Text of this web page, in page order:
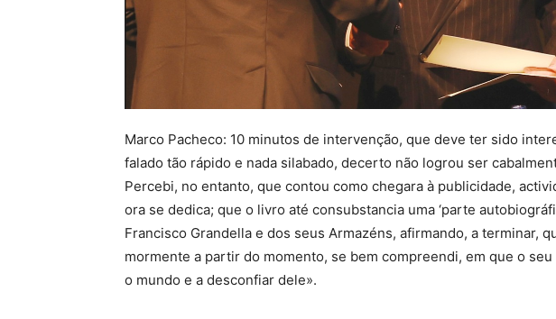
Marco Pacheco: 10 minutos de intervenção, que deve ter sido
falado tão rápido e nada silabado, decerto não logrou ser
Percebi, no entanto, que contou como chegara à publicidade,
ora se dedica; que o livro até consubstancia uma ‘parte
Francisco Grandella e dos seus Armazéns, afirmando, a terminar,
mormente a partir do momento, se bem compreendi, em que o
o mundo e a desconfiar dele».